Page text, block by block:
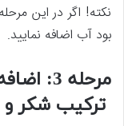
نکته! اگر در این
بود آب اضافه نمایید.
مرحله
ترکیب شکر و